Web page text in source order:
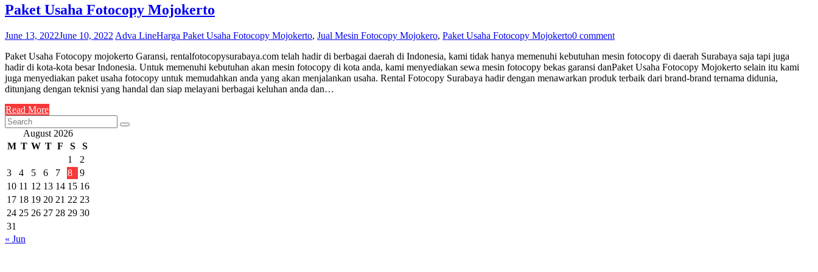
Paket Usaha Fotocopy Mojokerto
June 13, 2022June 10, 2022 Adva LineHarga Paket Usaha Fotocopy Mojokerto, Jual Mesin Fotocopy Mojokero, Paket Usaha Fotocopy Mojokerto0 comment
Paket Usaha Fotocopy mojokerto Garansi, rentalfotocopysurabaya.com telah hadir di berbagai daerah di Indonesia, kami tidak hanya memenuhi kebutuhan mesin fotocopy di daerah Surabaya saja tapi juga
hadir di kota-kota besar Indonesia. Untuk memenuhi kebutuhan akan mesin fotocopy di kota anda, kami menyediakan sewa mesin fotocopy bekas garansi danPaket Usaha Fotocopy Mojokerto selain itu kami
juga menyediakan paket usaha fotocopy untuk memudahkan anda yang akan menjalankan usaha. Rental Fotocopy Surabaya hadir dengan menawarkan produk terbaik dari brand-brand ternama didunia,
ditunjang dengan teknisi yang handal dan siap melayani berbagai keluhan anda dan…
Read More
August 2026
M T W T F S
S
1
2
3
4 5 6 7 8
9
10 11 12 13 14 15 16
17 18 19 20 21 22 23
24 25 26 27 28 29 30
31
« Jun